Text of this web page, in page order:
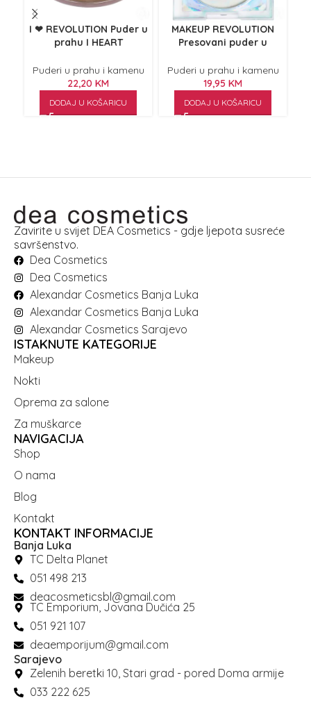
I ❤ REVOLUTION Puder u
prahu I HEART
22 g
Puderi u prahu i kamenu
22,20 KM
DODAJ U KOŠARICU
MAKEUP REVOLUTION
Presovani puder u
šminke Mood Switch Aura
Prism
Puderi u prahu i kamenu
19,95 KM
DODAJ U KOŠARICU
Zavirite u svijet DEA Cosmetics - gdje ljepota susreće
savršenstvo.
Dea Cosmetics
Dea Cosmetics
Alexandar Cosmetics Banja Luka
Alexandar Cosmetics Banja Luka
Alexandar Cosmetics Sarajevo
ISTAKNUTE KATEGORIJE
Makeup
Nokti
Oprema za salone
Za muškarce
NAVIGACIJA
Shop
O nama
Blog
Kontakt
KONTAKT INFORMACIJE
Banja Luka
TC Delta Planet
051 498 213
deacosmeticsbl@gmail.com
TC Emporium, Jovana Dučića 25
051 921 107
deaemporijum@gmail.com
Sarajevo
Zelenih beretki 10, Stari grad - pored Doma armije
033 222 625